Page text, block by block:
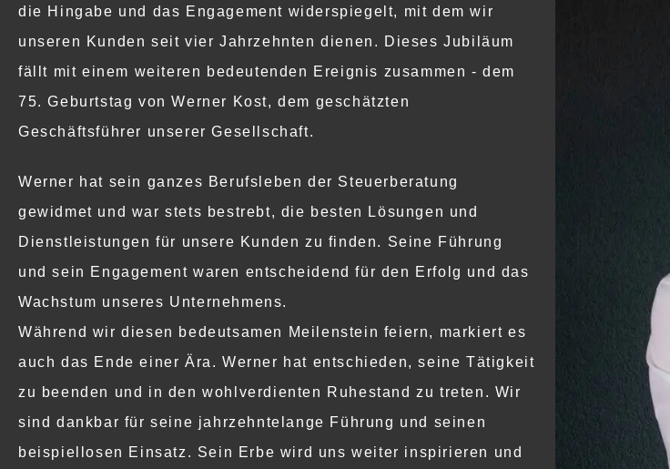
die Hingabe und das Engagement widerspiegelt, mit dem wir
unseren Kunden seit vier Jahrzehnten dienen. Dieses Jubiläum
fällt mit einem weiteren bedeutenden Ereignis zusammen - dem
75. Geburtstag von Werner Kost, dem geschätzten
Geschäftsführer unserer Gesellschaft.
Werner hat sein ganzes Berufsleben der Steuerberatung
gewidmet und war stets bestrebt, die besten Lösungen und
Dienstleistungen für unsere Kunden zu finden. Seine Führung
und sein Engagement waren entscheidend für den Erfolg und das
Wachstum unseres Unternehmens.
Während wir diesen bedeutsamen Meilenstein feiern, markiert es
auch das Ende einer Ära. Werner hat entschieden, seine Tätigkeit
zu beenden und in den wohlverdienten Ruhestand zu treten. Wir
sind dankbar für seine jahrzehntelange Führung und seinen
beispiellosen Einsatz. Sein Erbe wird uns weiter inspirieren und